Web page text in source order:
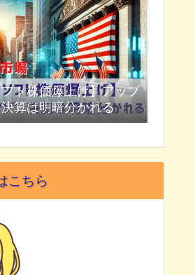
ト株価爆上げ】アップ
算は明暗分かれる
こちら